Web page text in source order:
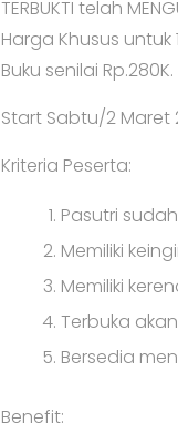
TERBUKTI telah
Harga Khusus
Buku senilai Rp.280K.
Start Sabtu/2 Maret
Kriteria Peserta:
Pasutri
Memiliki
Memiliki
Terbuka
Bersedia
Benefit: